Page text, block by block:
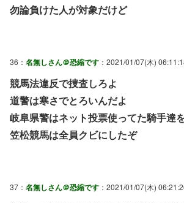
勿論負けた人が対象だけど
36： 名無しさん＠恐縮です ：2021/01/07(木)
競馬法違反で捜査しろよ
道警は寒さでとろいんだよ
岐阜県警はネット投票使ってた騎手達
笠松競馬は全員クビにしたぞ
37： 名無しさん＠恐縮です ：2021/01/07(木)